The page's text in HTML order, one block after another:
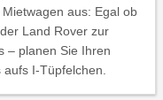
aus: Egal ob
Land Rover zur
– planen Sie Ihren
I-Tüpfelchen.